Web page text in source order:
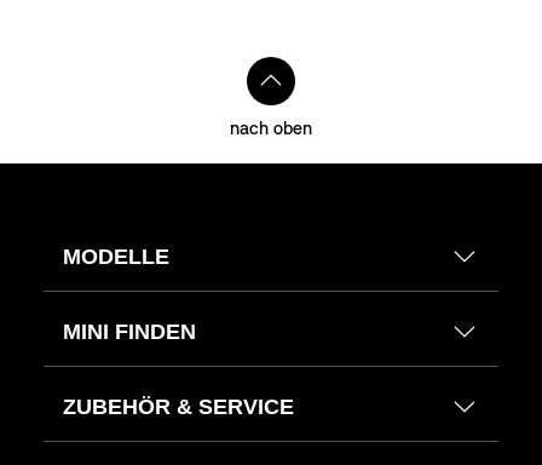
nach oben
MODELLE
MINI FINDEN
ZUBEHÖR & SERVICE